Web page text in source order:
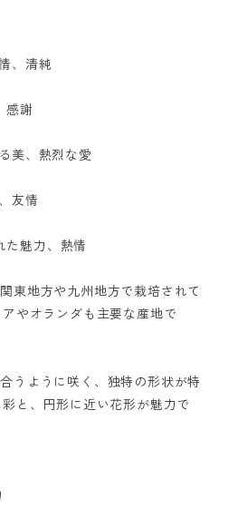
、清純
感謝
美、熱烈な愛
友情
た魅力、熱情
東地方や九州地方で栽培されて
やオランダも主要な産地で
うように咲く、独特の形状が特
と、円形に近い花形が魅力で